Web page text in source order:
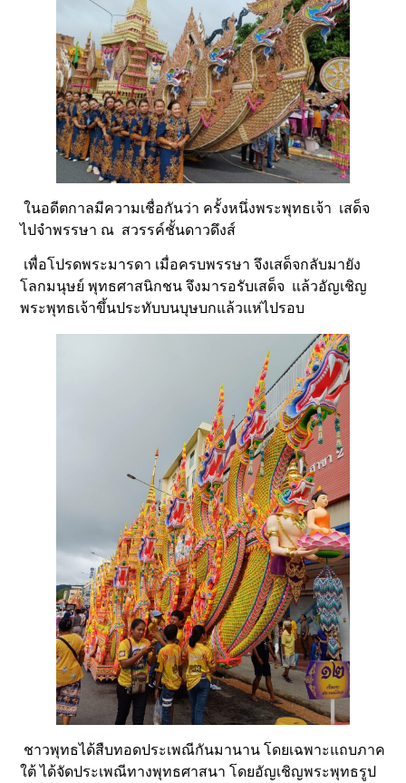
ในอดีตกาลมีความเชื่อกันว่า ครั้งหนึ่งพระพุทธเจ้า เสด็จ
ไปจำพรรษา ณ สวรรค์ชั้นดาวดึงส์
เพื่อโปรดพระมารดา เมื่อครบพรรษา จึงเสด็จกลับมายัง
โลกมนุษย์ พุทธศาสนิกชน จึงมารอรับเสด็จ แล้วอัญเชิญ
พระพุทธเจ้าขึ้นประทับบนบุษบกแล้วแห่ไปรอบ
ชาวพุทธได้สืบทอดประเพณีกันมานาน โดยเฉพาะแถบภาค
ใต้ ได้จัดประเพณีทางพุทธศาสนา โดยอัญเชิญพระพุทธรูป